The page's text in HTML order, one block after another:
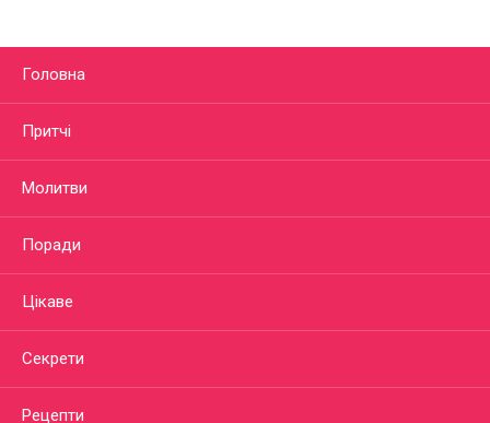
Головна
Притчі
Молитви
Поради
Цікаве
Секрети
Рецепти